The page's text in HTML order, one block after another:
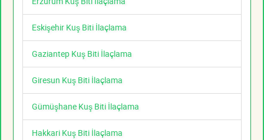
Eskişehir Kuş Biti İlaçlama
Gaziantep Kuş Biti İlaçlama
Giresun Kuş Biti İlaçlama
Gümüşhane Kuş Biti İlaçlama
Hakkari Kuş Biti İlaçlama